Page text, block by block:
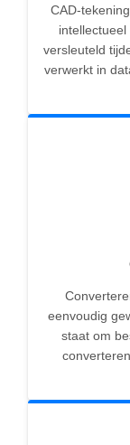
CAD-
versleuteld
verwerkt in
eenvoudig
staat om